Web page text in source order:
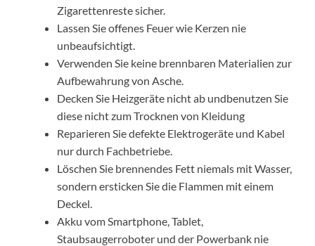
Zigarettenreste sicher.
Lassen Sie offenes Feuer wie Kerzen nie
unbeaufsichtigt.
Verwenden Sie keine brennbaren Materialien zur
Aufbewahrung von Asche.
Decken Sie Heizgeräte nicht ab undbenutzen Sie
diese nicht zum Trocknen von Kleidung
Reparieren Sie defekte Elektrogeräte und Kabel
nur durch Fachbetriebe.
Löschen Sie brennendes Fett niemals mit Wasser,
sondern ersticken Sie die Flammen mit einem
Deckel.
Akku vom Smartphone, Tablet,
Staubsaugerroboter und der Powerbank nie